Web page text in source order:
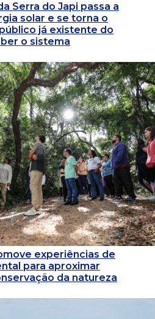
Serra do Japi passa a
solar e se torna o
já existente do
o sistema
experiências de
para aproximar
da natureza